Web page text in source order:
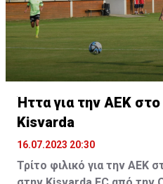
Ήττα για την ΑΕΚ
Kisvarda
16.07.2023 20:30
Τρίτο φιλικό για την ΑΕΚ